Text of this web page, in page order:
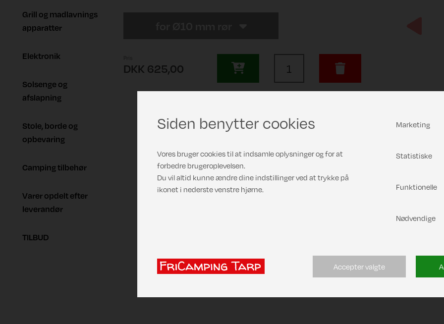
Grill og madlavnings
apparatter
Elektronik
Solsenge og
afslapning
Stole, borde og
opbevaring
Camping tilbehør
Varer opdelt efter
leverandør
TILBUD
DKK 625,00
Siden benytter cookies
Vores bruger cookies til at indsamle oplysninger og for at
forbedre brugeroplevelsen.
Du vil altid kunne ændre dine indstillinger ved at trykke på
ikonet i nederste venstre hjørne.
Marketing
Statistiske
Funktionelle
Nødvendige
Accepter valgte